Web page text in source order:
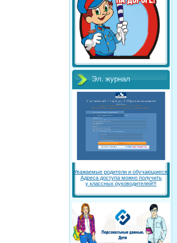
Эл. журнал
Уважаемые родители и обучающиеся!
Адреса доступа можно получить
у классных руководителей!!!